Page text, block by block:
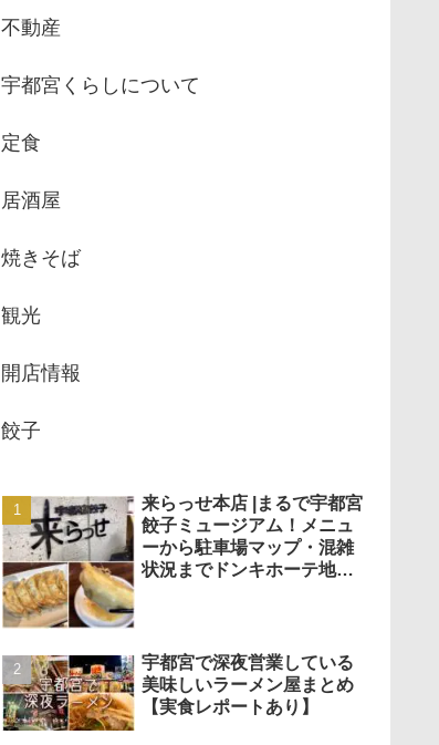
不動産
宇都宮くらしについて
定食
居酒屋
焼きそば
観光
開店情報
餃子
来らっせ本店 |まるで宇都宮
餃子ミュージアム！メニュ
ーから駐車場マップ・混雑
状況までドンキホーテ地下
宇都宮で深夜営業している
美味しいラーメン屋まとめ
【実食レポートあり】